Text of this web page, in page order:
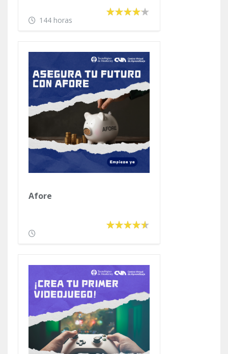
144 horas
Afore